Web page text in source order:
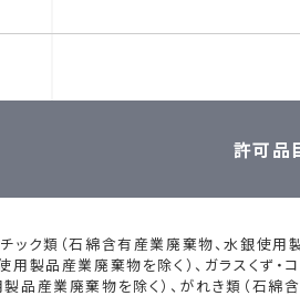
許可品
ック類（石綿含有産業廃棄物、水銀使用製
用製品産業廃棄物を除く）、ガラスくず・
品産業廃棄物を除く）、がれき類（石綿